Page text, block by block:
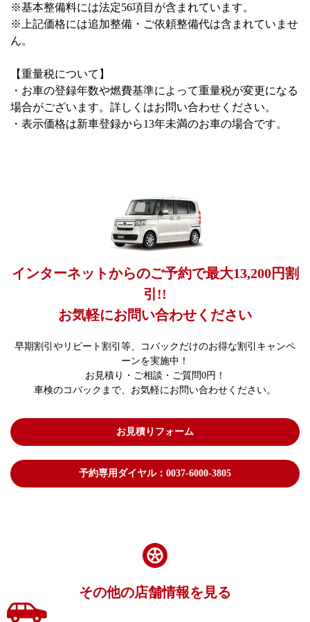
※基本整備料には法定56項目が含まれています。
※上記価格には追加整備・ご依頼整備代は含まれていませ
ん。
【重量税について】
・お車の登録年数や燃費基準によって重量税が変更になる
場合がございます。詳しくはお問い合わせください。
・表示価格は新車登録から13年未満のお車の場合です。
インターネットからのご予約で最大13,200円割
引!!
お気軽にお問い合わせください
早期割引やリピート割引等、コバックだけのお得な割引キャンペ
ーンを実施中！
お見積り・ご相談・ご質問0円！
車検のコバックまで、お気軽にお問い合わせください。
お見積りフォーム
予約専用ダイヤル：0037-6000-3805
その他の店舗情報を見る